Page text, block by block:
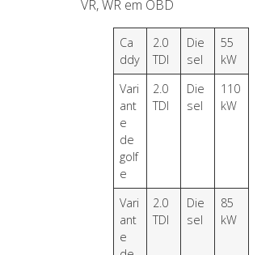
VR, WR em OBD
Ca
ddy
2.0
TDI
Die
sel
55
kW
Vari
ant
e
de
golf
e
2.0
TDI
Die
sel
110
kW
Vari
ant
e
2.0
TDI
Die
sel
85
kW